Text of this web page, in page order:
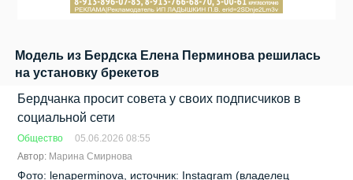
Модель из Бердска Елена Перминова решилась
на установку брекетов
Бердчанка просит совета у своих подписчиков в
социальной сети
Общество
05.06.2026 08:55
Автор: Марина Смирнова
Фото: lenaperminova, источник: Instagram (владелец